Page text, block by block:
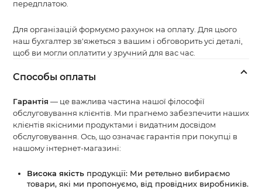
передплатою.
Для організацій формуємо рахунок на оплату. Для цього
наш бухгалтер зв'яжеться з вашим і обговорить усі деталі,
щоб ви могли оплатити у зручний для вас час.
Способы оплаты
Гарантія — це важлива частина нашої філософії
обслуговування клієнтів. Ми прагнемо забезпечити наших
клієнтів якісними продуктами і видатним досвідом
обслуговування. Ось, що означає гарантія при покупці в
нашому інтернет-магазині:
Висока якість продукції: Ми ретельно вибираємо
товари, які ми пропонуємо, від провідних виробників.